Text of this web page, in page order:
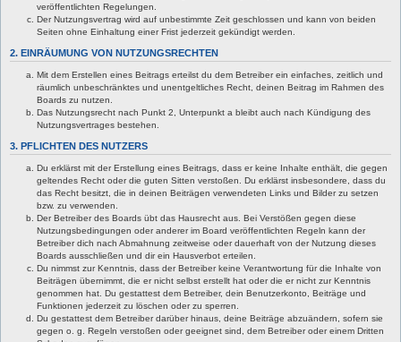
veröffentlichten Regelungen.
Der Nutzungsvertrag wird auf unbestimmte Zeit geschlossen und kann von beiden
Seiten ohne Einhaltung einer Frist jederzeit gekündigt werden.
2. EINRÄUMUNG VON NUTZUNGSRECHTEN
Mit dem Erstellen eines Beitrags erteilst du dem Betreiber ein einfaches, zeitlich und
räumlich unbeschränktes und unentgeltliches Recht, deinen Beitrag im Rahmen des
Boards zu nutzen.
Das Nutzungsrecht nach Punkt 2, Unterpunkt a bleibt auch nach Kündigung des
Nutzungsvertrages bestehen.
3. PFLICHTEN DES NUTZERS
Du erklärst mit der Erstellung eines Beitrags, dass er keine Inhalte enthält, die gegen
geltendes Recht oder die guten Sitten verstoßen. Du erklärst insbesondere, dass du
das Recht besitzt, die in deinen Beiträgen verwendeten Links und Bilder zu setzen
bzw. zu verwenden.
Der Betreiber des Boards übt das Hausrecht aus. Bei Verstößen gegen diese
Nutzungsbedingungen oder anderer im Board veröffentlichten Regeln kann der
Betreiber dich nach Abmahnung zeitweise oder dauerhaft von der Nutzung dieses
Boards ausschließen und dir ein Hausverbot erteilen.
Du nimmst zur Kenntnis, dass der Betreiber keine Verantwortung für die Inhalte von
Beiträgen übernimmt, die er nicht selbst erstellt hat oder die er nicht zur Kenntnis
genommen hat. Du gestattest dem Betreiber, dein Benutzerkonto, Beiträge und
Funktionen jederzeit zu löschen oder zu sperren.
Du gestattest dem Betreiber darüber hinaus, deine Beiträge abzuändern, sofern sie
gegen o. g. Regeln verstoßen oder geeignet sind, dem Betreiber oder einem Dritten